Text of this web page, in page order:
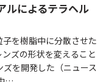
ルによるテラヘル
を樹脂中に分散させた
ズの形状を変えること
を開発した（ニュース